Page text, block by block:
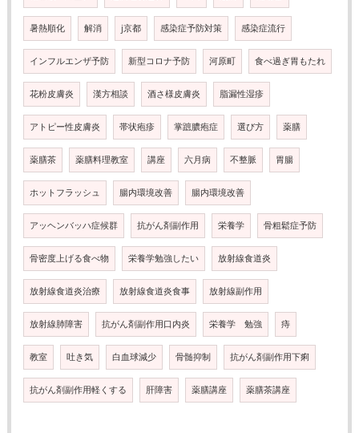
暑熱順化 解消 j京都 感染症予防対策 感染症流行
インフルエンザ予防 新型コロナ予防 河原町 食べ過ぎ胃もたれ
花粉皮膚炎 漢方相談 酒さ様皮膚炎 脂漏性湿疹
アトピー性皮膚炎 帯状疱疹 掌蹠膿疱症 選び方 薬膳
薬膳茶 薬膳料理教室 講座 六月病 不整脈 胃腸
ホットフラッシュ 腸内環境改善 腸内環境改善
アッヘンバッハ症候群 抗がん剤副作用 栄養学 骨粗鬆症予防
骨密度上げる食べ物 栄養学勉強したい 放射線食道炎
放射線食道炎治療 放射線食道炎食事 放射線副作用
放射線肺障害 抗がん剤副作用口内炎 栄養学 勉強 痔
教室 吐き気 白血球減少 骨髄抑制 抗がん剤副作用下痢
抗がん剤副作用軽くする 肝障害 薬膳講座 薬膳茶講座